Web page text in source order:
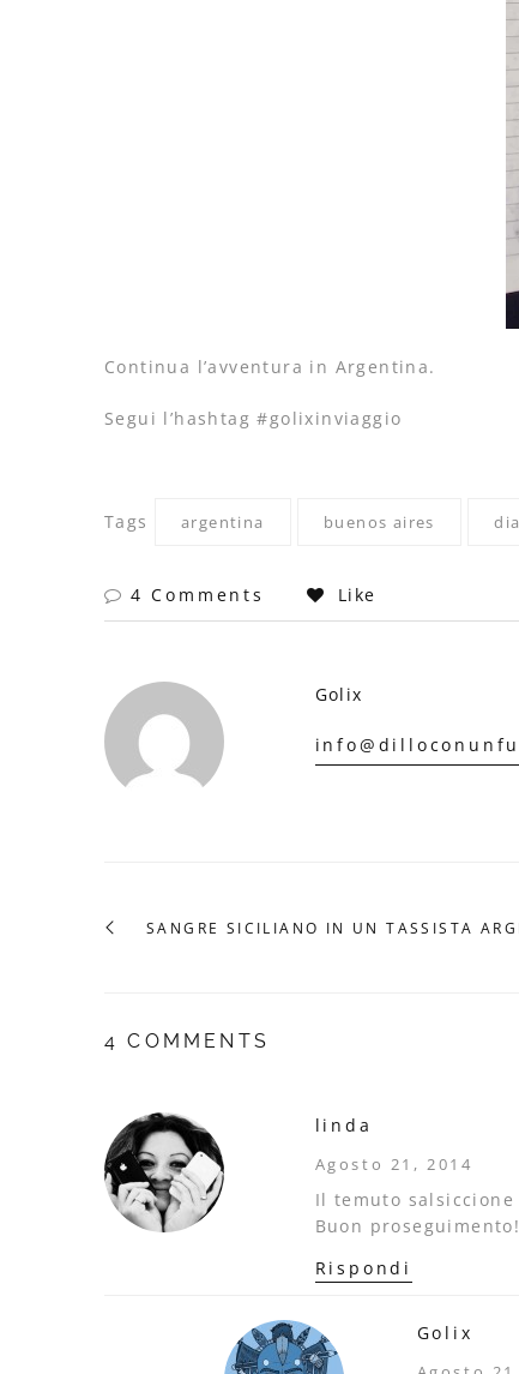
Continua l’avventura in Argentina.
Segui l’hashtag #golixinviaggio
Tags argentina buenos aires
4 Comments Like
Golix
SANGRE SICILIANO IN UN TASSISTA
4 COMMENTS
linda
Agosto 21, 2014
Il temuto
Buon
Rispondi
Golix